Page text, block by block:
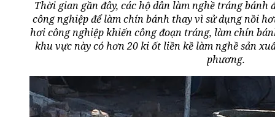
Thời gian gần đây, các hộ dân làm nghề tráng
công nghiệp để làm chín bánh thay vì sử dụng nồi
hơi công nghiệp khiến công đoạn tráng, làm chín
khu vực này có hơn 20 ki ốt liền kề làm nghề sản
phương.